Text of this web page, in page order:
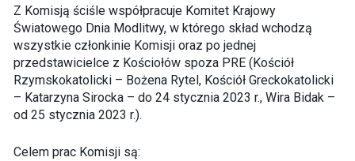
Z Komisją ściśle współpracuje Komitet Krajowy
Światowego Dnia Modlitwy, w którego skład wchodzą
wszystkie członkinie Komisji oraz po jednej
przedstawicielce z Kościołów spoza PRE (Kościół
Rzymskokatolicki – Bożena Rytel, Kościół Greckokatolicki
– Katarzyna Sirocka – do 24 stycznia 2023 r., Wira Bidak –
od 25 stycznia 2023 r.).
Celem prac Komisji są: